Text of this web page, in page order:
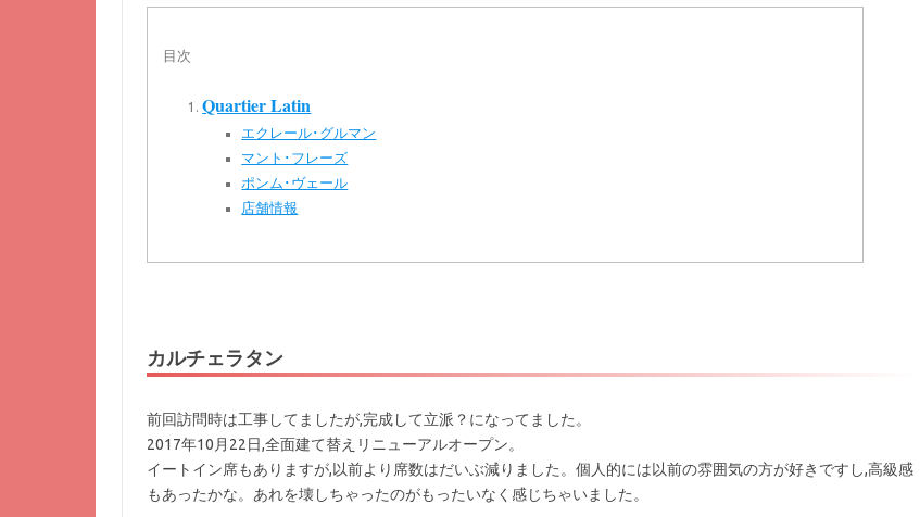
目次
Quartier Latin
エクレール･グルマン
マント･フレーズ
ポンム･ヴェール
店舗情報
カルチェラタン
前回訪問時は工事してましたが,完成して立派？になってました。
2017年10月22日,全面建て替えリニューアルオープン。
イートイン席もありますが,以前より席数はだいぶ減りました。個人的には以前の雰囲気の方が好きですし,高級感
もあったかな。あれを壊しちゃったのがもったいなく感じちゃいました。